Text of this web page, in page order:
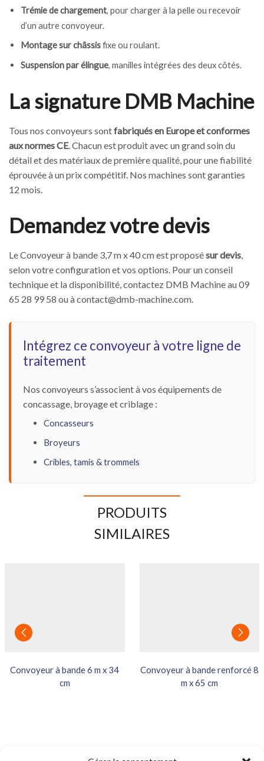
Trémie de chargement, pour charger à la pelle ou recevoir
d’un autre convoyeur.
Montage sur châssisfixe ou roulant.
Suspension par élingue , manilles intégrées des deux côtés.
La signature DMB Machine
Tous nos convoyeurs sontfabriqués en Europe et conformes
aux normes CE. Chacun est produit avec un grand soin du
détail et des matériaux de première qualité, pour une fiabilité
éprouvée à un prix compétitif. Nos machines sont garanties
12 mois.
Demandez votre devis
Le Convoyeur à bande 3,7 m x 40 cm est proposésur devis,
selon votre configuration et vos options. Pour un conseil
technique et la disponibilité, contactez DMB Machine au 09
65 28 99 58 ou àcontact@dmb-machine.com.
Intégrez ce convoyeur à votre ligne de
traitement
Nos convoyeurs s’associent à vos équipements de
concassage, broyage et criblage :
Concasseurs
Broyeurs
Cribles, tamis & trommels
PRODUITS
SIMILAIRES
Convoyeur à bande 6 m x 34
cm
Convoyeur à bande renforcé 8
m x 65 cm